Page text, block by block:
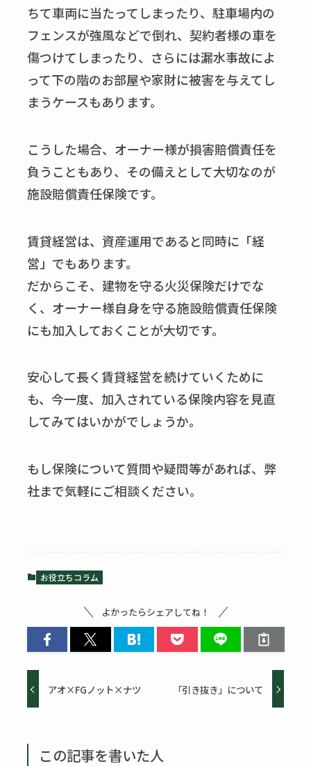
ちて車両に当たってしまったり、駐車場内の
フェンスが強風などで倒れ、契約者様の車を
傷つけてしまったり、さらには漏水事故によ
って下の階のお部屋や家財に被害を与えてし
まうケースもあります。
こうした場合、オーナー様が損害賠償責任を
負うこともあり、その備えとして大切なのが
施設賠償責任保険です。
賃貸経営は、資産運用であると同時に「経
営」でもあります。
だからこそ、建物を守る火災保険だけでな
く、オーナー様自身を守る施設賠償責任保険
にも加入しておくことが大切です。
安心して長く賃貸経営を続けていくために
も、今一度、加入されている保険内容を見直
してみてはいかがでしょうか。
もし保険について質問や疑問等があれば、弊
社まで気軽にご相談ください。
お役立ちコラム
よかったらシェアしてね！
アオ×FGノット×ナツ 「引き抜き」について
この記事を書いた人